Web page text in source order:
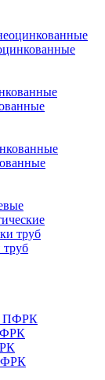
труб